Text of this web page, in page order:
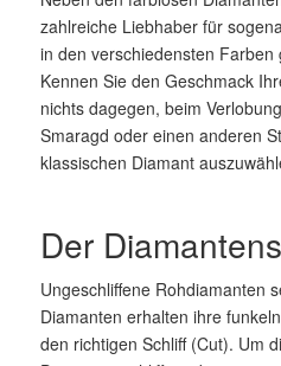
zahlreiche Liebhaber für
in den verschiedensten Farben
Kennen Sie den Geschmack
nichts dagegen, beim
Smaragd oder einen anderen
klassischen Diamant
Der
Ungeschliffene Rohdiamanten
Diamanten erhalten ihre
den richtigen Schliff (Cut). Um